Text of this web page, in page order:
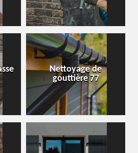
Nettoyage de
gouttière 77